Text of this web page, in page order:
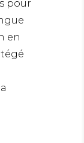
pour
en